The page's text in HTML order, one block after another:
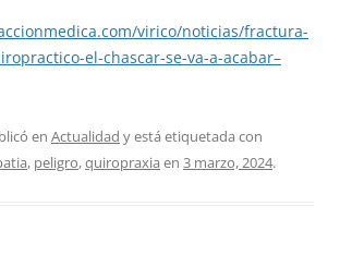
virico/noticias/fractura-
el-chascar-se-va-a-acabar–
en Actualidad y está etiquetada con
, peligro,quiropraxia en 3 marzo, 2024.